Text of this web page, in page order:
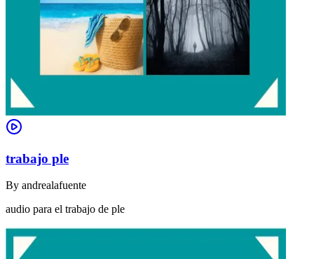
trabajo ple
By andrealafuente
audio para el trabajo de ple